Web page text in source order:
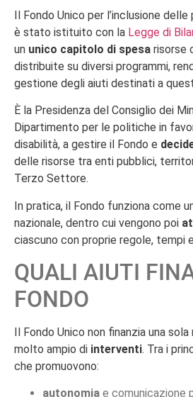
Il Fondo Unico per l’inclusione
è stato istituito con la Legge di
un unico capitolo di spesa risorse
distribuite su diversi programmi,
gestione degli aiuti destinati a
È la Presidenza del Consiglio dei
Dipartimento per le politiche in
disabilità, a gestire il Fondo e
delle risorse tra enti pubblici,
Terzo Settore.
In pratica, il Fondo funziona come
nazionale, dentro cui vengono poi
ciascuno con proprie regole, tempi
QUALI AIUTI
FONDO
Il Fondo Unico non finanzia una sola
molto ampio di interventi. Tra i
che promuovono:
autonomia e comunicazione